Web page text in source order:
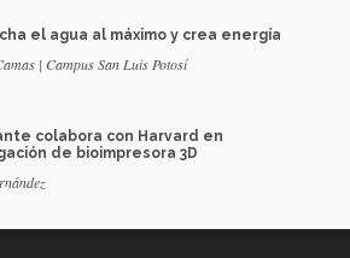
el agua al máximo y crea energía
| Campus San Luis Potosí
colabora con Harvard en
de bioimpresora 3D